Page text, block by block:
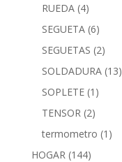
RUEDA (4)
SEGUETA (6)
SEGUETAS (2)
SOLDADURA (13)
SOPLETE (1)
TENSOR (2)
termometro (1)
HOGAR (144)